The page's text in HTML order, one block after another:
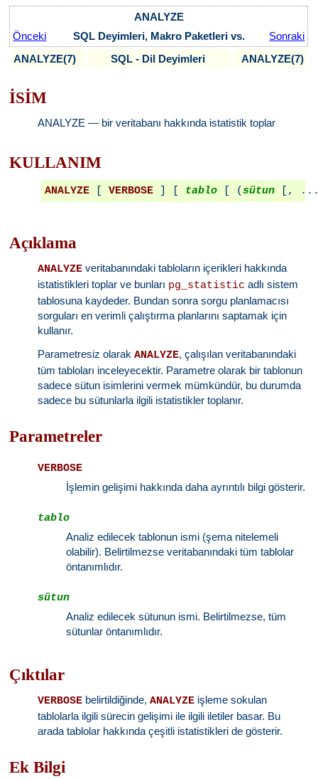
ANALYZE
Önceki
SQL Deyimleri, Makro Paketleri vs.
Sonraki
ANALYZE(7)
SQL - Dil Deyimleri ANALYZE(7)
İSİM
ANALYZE — bir veritabanı hakkında istatistik toplar
KULLANIM
ANALYZE [ VERBOSE ] [ tablo [ (sütun
Açıklama
ANALYZE veritabanındaki tabloların içerikleri hakkında
istatistikleri toplar ve bunları pg_statistic adlı sistem
tablosuna kaydeder. Bundan sonra sorgu planlamacısı
sorguları en verimli çalıştırma planlarını saptamak için
kullanır.
Parametresiz olarakANALYZE, çalışılan veritabanındaki
tüm tabloları inceleyecektir. Parametre olarak bir tablonun
sadece sütun isimlerini vermek mümkündür, bu durumda
sadece bu sütunlarla ilgili istatistikler toplanır.
Parametreler
VERBOSE
İşlemin gelişimi hakkında daha ayrıntılı bilgi gösterir.
tablo
Analiz edilecek tablonun ismi (şema nitelemeli
olabilir). Belirtilmezse veritabanındaki tüm tablolar
öntanımlıdır.
sütun
Analiz edilecek sütunun ismi. Belirtilmezse, tüm
sütunlar öntanımlıdır.
Çıktılar
VERBOSE belirtildiğinde,ANALYZE işleme sokulan
tablolarla ilgili sürecin gelişimi ile ilgili iletiler basar. Bu
arada tablolar hakkında çeşitli istatistikleri de gösterir.
Ek Bilgi